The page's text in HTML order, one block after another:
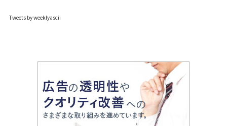
Tweets by weeklyascii